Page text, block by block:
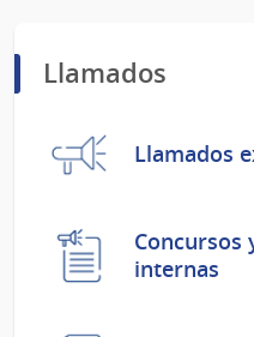
Llamados
Llamados
Concursos
internas